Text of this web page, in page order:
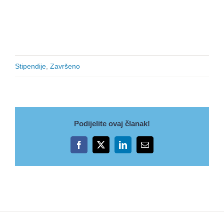
Stipendije, Završeno
Podijelite ovaj članak!
Facebook
X LinkedInEmail